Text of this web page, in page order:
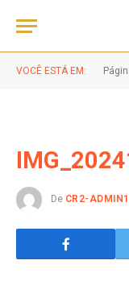
VOCÊ ESTÁ EM:
De CR2-ADMIN1